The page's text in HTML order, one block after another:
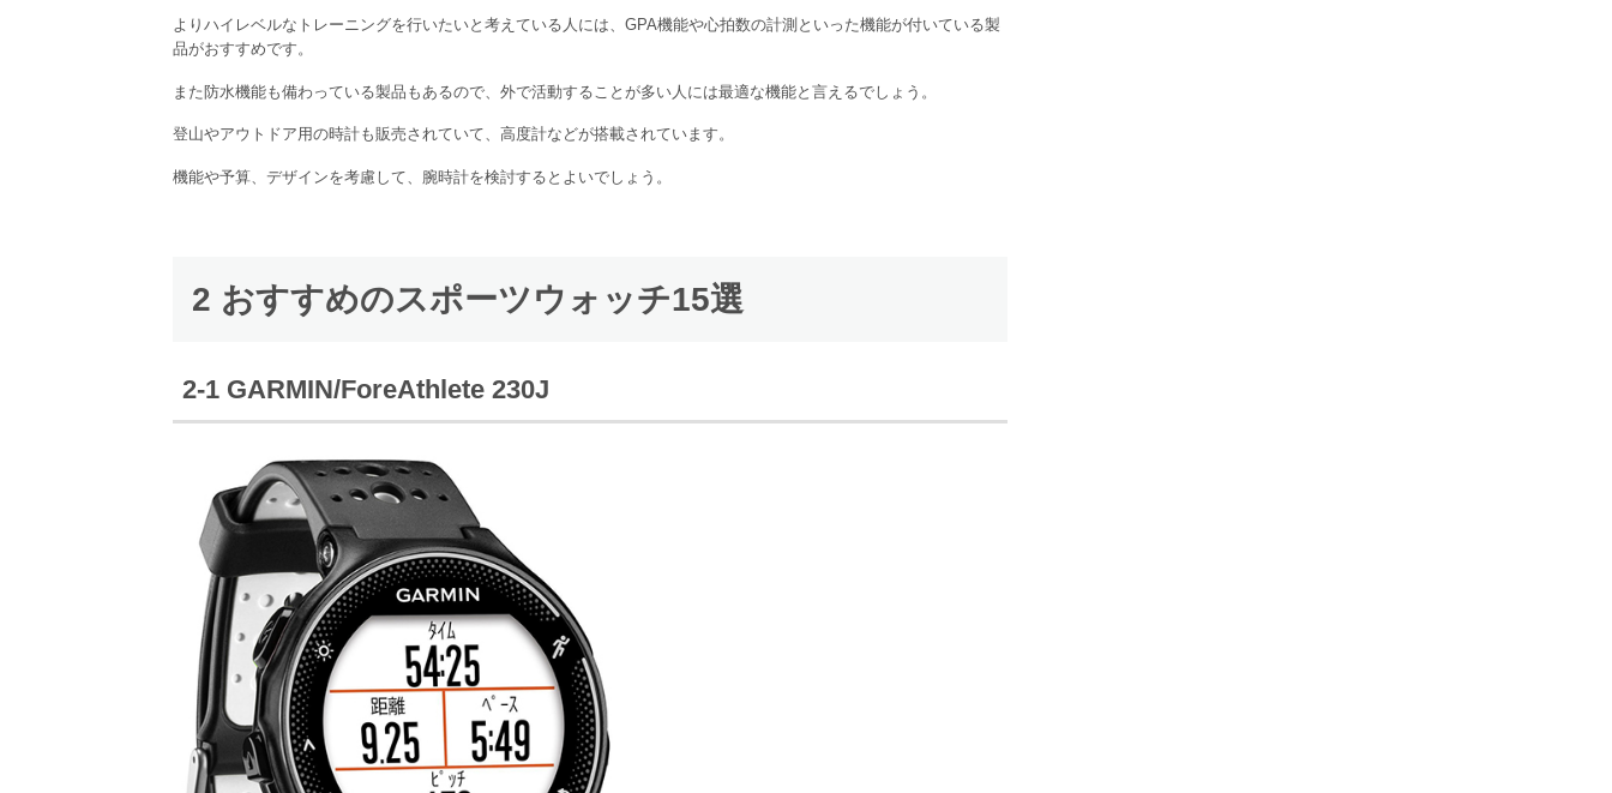
よりハイレベルなトレーニングを行いたいと考えている人には、GPA機能や心拍数の計測といった機能が付いている製
品がおすすめです。
また防水機能も備わっている製品もあるので、外で活動することが多い人には最適な機能と言えるでしょう。
登山やアウトドア用の時計も販売されていて、高度計などが搭載されています。
機能や予算、デザインを考慮して、腕時計を検討するとよいでしょう。
2 おすすめのスポーツウォッチ15選
2-1 GARMIN/ForeAthlete 230J